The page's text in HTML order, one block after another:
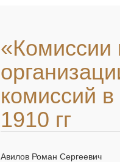
«Комиссии
комиссий
1910 гг
Авилов Роман Сергеевич